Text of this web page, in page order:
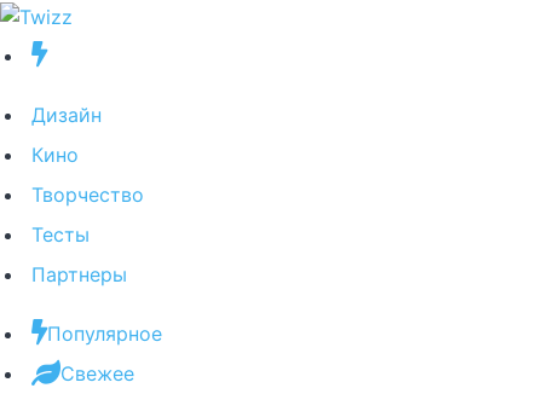
Дизайн
Кино
Творчество
Тесты
Партнеры
Популярное
Свежее